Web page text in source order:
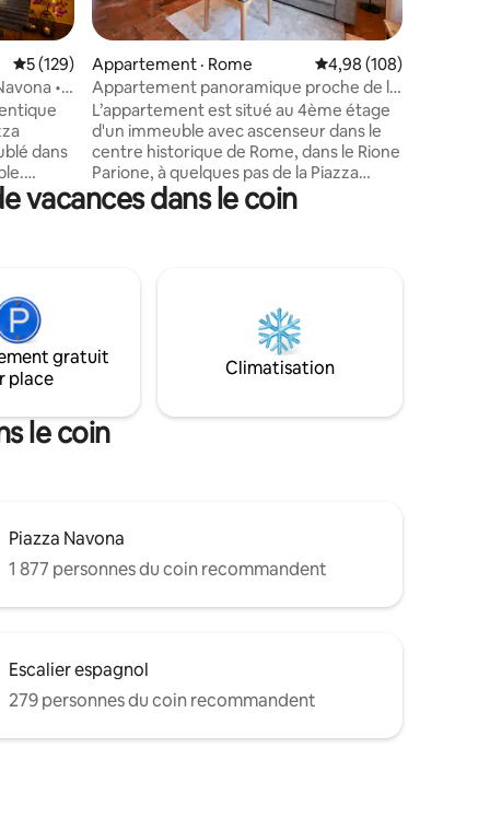
Note moyenne de 5 sur 5, 129 commentaires
5 (129)
•
dans
Wi-Fi et
de
bain
de
petite
Appartement · Rome Note moyenne de
4,98 (108)
Appartement panoramique proche de la
Piazza Navona
L’appartement est situé au 4ème étage
d'un immeuble avec ascenseur dans le
centre historique de Rome, dans le Rione
Parione, à quelques pas de la Piazza
Navona, du Panthéon et du Vatican. Le
logement a été récemment rénové et
entrée, d'un salon, d'une cuisine, d'une
chambre, d'une salle de bain avec
baignoire et d'un balcon donnant sur la
magnifique et caractéristique Piazza di
vacances dans le coin
gratuit
place
Climatisation
le coin
Piazza Navona
1 877 personnes du coin recommandent
Escalier espagnol
279 personnes du coin recommandent